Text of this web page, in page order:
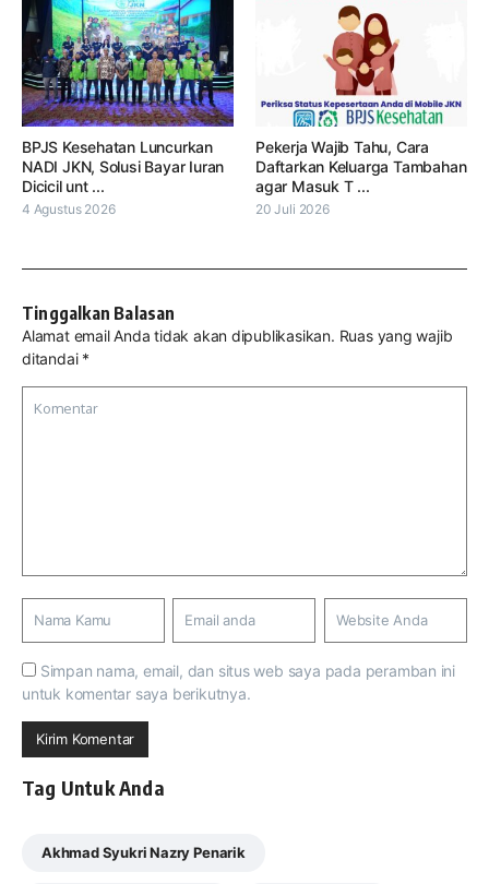
BPJS Kesehatan Luncurkan
NADI JKN, Solusi Bayar Iuran
Dicicil unt ...
4 Agustus 2026
Pekerja Wajib Tahu, Cara
Daftarkan Keluarga Tambahan
agar Masuk T ...
20 Juli 2026
Tinggalkan Balasan
Alamat email Anda tidak akan dipublikasikan. Ruas yang wajib
ditandai *
Simpan nama, email, dan situs web saya pada peramban ini
untuk komentar saya berikutnya.
Tag Untuk Anda
Akhmad Syukri Nazry Penarik